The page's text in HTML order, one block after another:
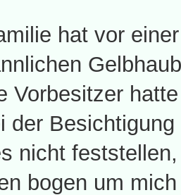
hat vor
Vorbesitzer
der
nicht
bogen um